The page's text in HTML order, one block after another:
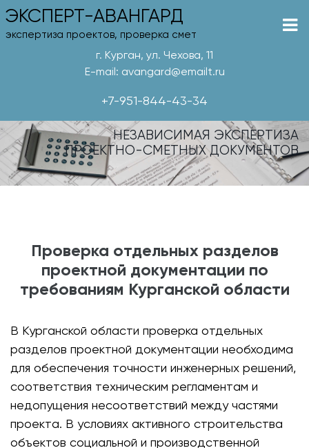
ЭКСПЕРТ-АВАНГАРД
экспертиза проектов, проверка смет
г. Курган, ул. Чехова, 11
E-mail: avangard@emailt.ru
+7-951-844-43-34
НЕЗАВИСИМАЯ ЭКСПЕРТИЗА
ПРОЕКТНО-СМЕТНЫХ ДОКУМЕНТОВ
Проверка отдельных разделов
проектной документации по
требованиям Курганской области
В Курганской области проверка отдельных
разделов проектной документации необходима
для обеспечения точности инженерных решений,
соответствия техническим регламентам и
недопущения несоответствий между частями
проекта. В условиях активного строительства
объектов социальной и производственной